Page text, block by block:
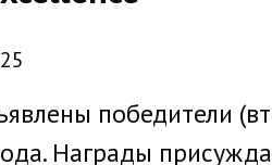
победители
Награды